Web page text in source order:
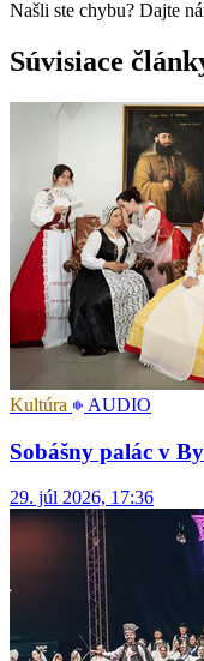
Našli ste chybu? Dajte
Súvisiace
Kultúra AUDIO
Sobášny palác v
29. júl 2026, 17:36